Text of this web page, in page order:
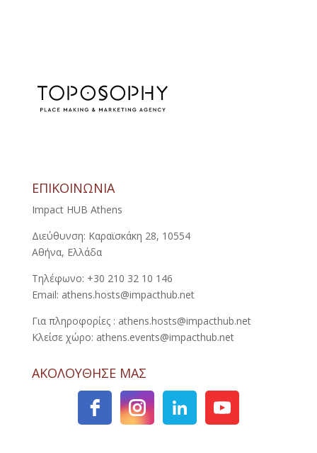
ΕΠΙΚΟΙΝΩΝΙΑ
Impact HUB Athens
Διεύθυνση: Καραϊσκάκη 28, 10554
Αθήνα, Ελλάδα
Τηλέφωνο: +30 210 32 10 146
Email: athens.hosts@impacthub.net
Για πληροφορίες : athens.hosts@impacthub.net
Κλείσε χώρο: athens.events@impacthub.net
ΑΚΟΛΟΥΘΗΣΕ ΜΑΣ